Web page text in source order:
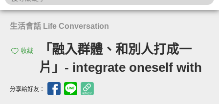
生活會話 Life Conversation
收藏
「融入群體、和別人打成一
片」- integrate oneself with
分享給好友：